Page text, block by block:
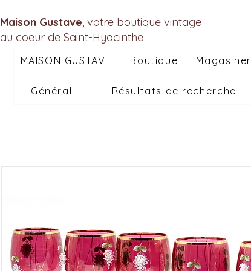
Maison Gustave, votre boutique vintage
au coeur de Saint-Hyacinthe
MAISON GUSTAVE Boutique Magasiner
Général Résultats de recherche